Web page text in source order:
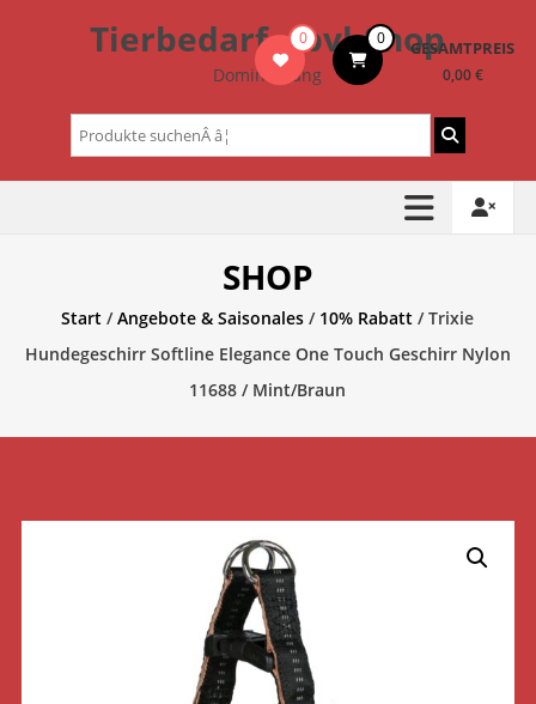
Tierbedarf – bvl-Shop
Dominik Lang
0 0 GESAMTPREIS
0,00 €
Suchen
nach:
SHOP
Start /Angebote & Saisonales / 10% Rabatt / Trixie
Hundegeschirr Softline Elegance One Touch Geschirr Nylon
11688 / Mint/Braun